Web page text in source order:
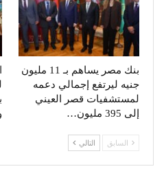
بنك مصر يساهم بـ 11 مليون
جنيه ليرتفع إجمالي دعمه
لمستشفيات قصر العيني
إلى 395 مليون…
السابق التالي